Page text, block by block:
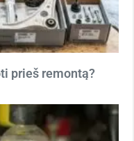
prieš remontą?